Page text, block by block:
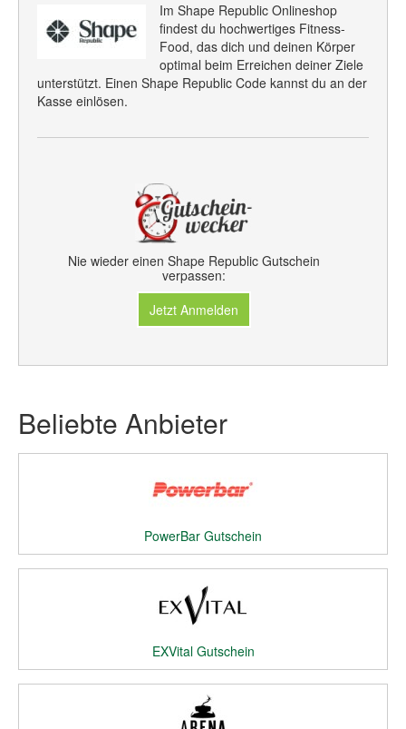
Im Shape Republic Onlineshop
findest du hochwertiges Fitness-
Food, das dich und deinen Körper
optimal beim Erreichen deiner Ziele
unterstützt. Einen Shape Republic Code kannst du an der
Kasse einlösen.
Nie wieder einen Shape Republic Gutschein
verpassen:
Jetzt Anmelden
Beliebte Anbieter
PowerBar Gutschein
EXVital Gutschein